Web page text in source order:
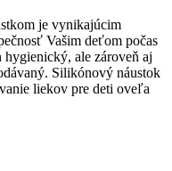
je vynikajúcim
Vašim deťom počas
ale zároveň aj
Silikónový náustok
liekov pre deti oveľa